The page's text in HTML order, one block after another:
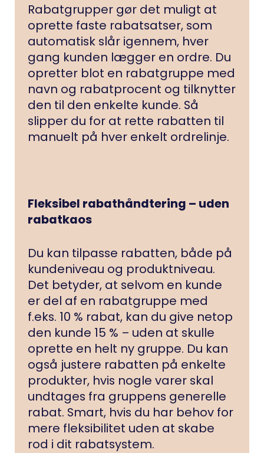
Rabatgrupper gør det muligt at
oprette faste rabatsatser, som
automatisk slår igennem, hver
gang kunden lægger en ordre. Du
opretter blot en rabatgruppe med
navn og rabatprocent og tilknytter
den til den enkelte kunde. Så
slipper du for at rette rabatten til
manuelt på hver enkelt ordrelinje.
Fleksibel rabathåndtering – uden
rabatkaos
Du kan tilpasse rabatten, både på
kundeniveau og produktniveau.
Det betyder, at selvom en kunde
er del af en rabatgruppe med
f.eks. 10 % rabat, kan du give netop
den kunde 15 % – uden at skulle
oprette en helt ny gruppe. Du kan
også justere rabatten på enkelte
produkter, hvis nogle varer skal
undtages fra gruppens generelle
rabat. Smart, hvis du har behov for
mere fleksibilitet uden at skabe
rod i dit rabatsystem.